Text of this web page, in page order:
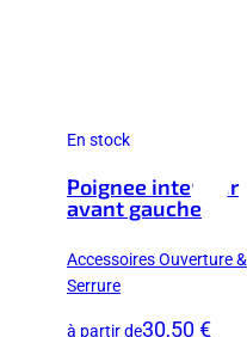
En stock
Poignee interieur
avant gauche
Accessoires Ouverture &
Serrure
à partir de30,50 €